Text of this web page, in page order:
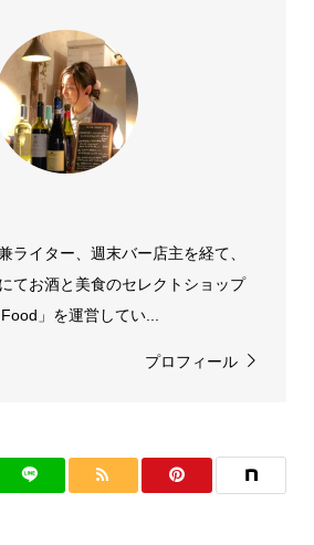
ライター、週末バー店主を経て、
てお酒と美食のセレクトショップ
」を運営してい...
プロフィール